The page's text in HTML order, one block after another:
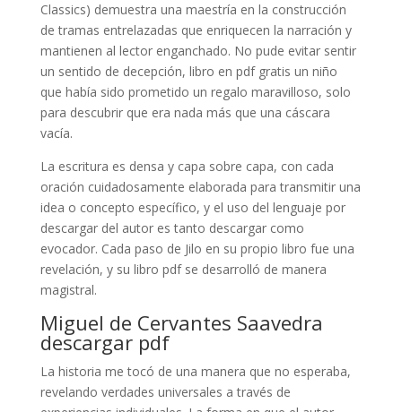
Classics) demuestra una maestría en la construcción
de tramas entrelazadas que enriquecen la narración y
mantienen al lector enganchado. No pude evitar sentir
un sentido de decepción, libro en pdf gratis un niño
que había sido prometido un regalo maravilloso, solo
para descubrir que era nada más que una cáscara
vacía.
La escritura es densa y capa sobre capa, con cada
oración cuidadosamente elaborada para transmitir una
idea o concepto específico, y el uso del lenguaje por
descargar del autor es tanto descargar como
evocador. Cada paso de Jilo en su propio libro fue una
revelación, y su libro pdf se desarrolló de manera
magistral.
Miguel de Cervantes Saavedra
descargar pdf
La historia me tocó de una manera que no esperaba,
revelando verdades universales a través de